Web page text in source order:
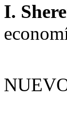
I.